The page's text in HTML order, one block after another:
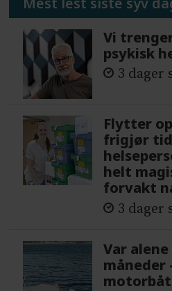
Vi
psykisk
3 dager
Flytter
frigjør
helt
forvakt
3 dager
Var
måneder
motorbåt